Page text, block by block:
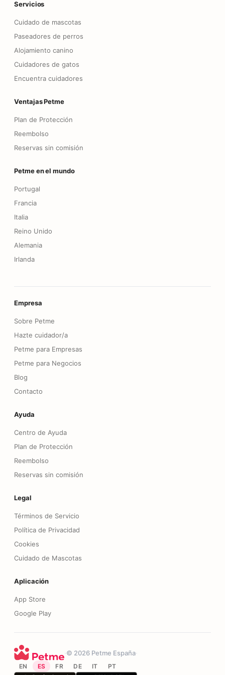
Servicios
Cuidado de mascotas
Paseadores de perros
Alojamiento canino
Cuidadores de gatos
Encuentra cuidadores
Ventajas Petme
Plan de Protección
Reembolso
Reservas sin comisión
Petme en el mundo
Portugal
Francia
Italia
Reino Unido
Alemania
Irlanda
Empresa
Sobre Petme
Hazte cuidador/a
Petme para Empresas
Petme para Negocios
Blog
Contacto
Ayuda
Centro de Ayuda
Plan de Protección
Reembolso
Reservas sin comisión
Legal
Términos de Servicio
Política de Privacidad
Cookies
Cuidado de Mascotas
Aplicación
App Store
Google Play
·© 2026 Petme España·
EN ES FR DE IT PT